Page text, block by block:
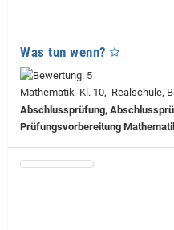
Was tun wenn?
Mathematik Kl. 10, Realschule,
Abschlussprüfung,
Prüfungsvorbereitung